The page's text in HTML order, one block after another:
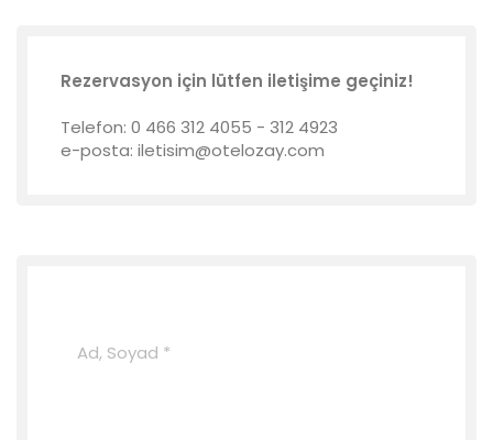
Rezervasyon için lütfen iletişime geçiniz!
Telefon: 0 466 312 4055 - 312 4923
e-posta: iletisim@otelozay.com